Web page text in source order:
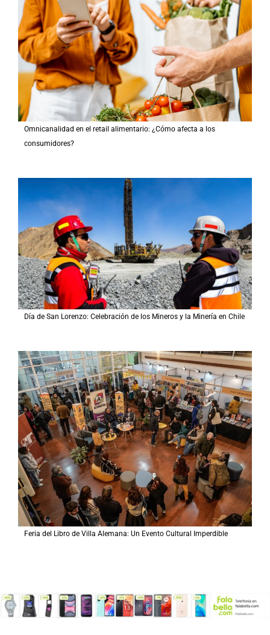
Omnicanalidad en el retail alimentario: ¿Cómo afecta a los
consumidores?
Día de San Lorenzo: Celebración de los Mineros y la Minería en Chile
Feria del Libro de Villa Alemana: Un Evento Cultural Imperdible